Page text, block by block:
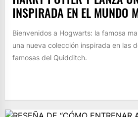
INSPIRADA EN EL MUNDO
Bienvenidos a Hogwarts: la famosa
una nueva colección inspirada en las
famosas del Quidditch.